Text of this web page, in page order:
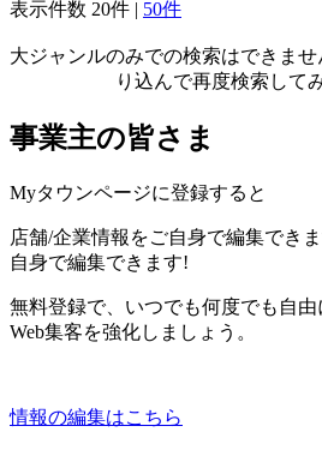
表示件数 20件 | 50件
大ジャンルのみでの検索はできま
り込んで再度検索して
事業主の皆さま
Myタウンページに登録すると
店舗/企業情報をご自身で編集でき
自身で編集できます!
無料登録で、いつでも何度でも自由
Web集客を強化しましょう。
情報の編集はこちら